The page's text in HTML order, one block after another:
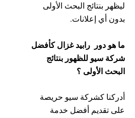
ليظهر بنتائج البحث الأولى
بدون أي إعلانات.
ما هو دور رابيد غزال كأفضل
شركة سيو للظهور بنتائج
البحث الأولى ؟
أدركنا كشركة سيو حريصة
على تقديم أفضل خدمة